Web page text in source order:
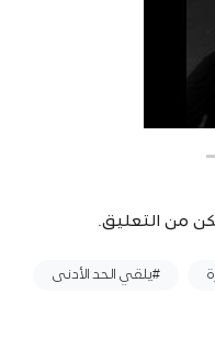
من التعليق.
#يلقي الحد الأدنى